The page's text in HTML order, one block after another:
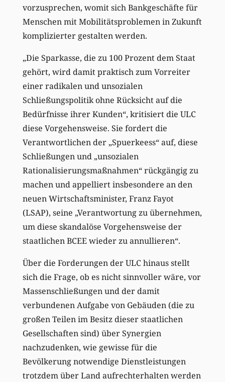
vorzusprechen, womit sich Bankgeschäfte für
Menschen mit Mobilitätsproblemen in Zukunft
komplizierter gestalten werden.
„Die Sparkasse, die zu 100 Prozent dem Staat
gehört, wird damit praktisch zum Vorreiter
einer radikalen und unsozialen
Schließungspolitik ohne Rücksicht auf die
Bedürfnisse ihrer Kunden“, kritisiert die ULC
diese Vorgehensweise. Sie fordert die
Verantwortlichen der „Spuerkeess“ auf, diese
Schließungen und „unsozialen
Rationalisierungsmaßnahmen“ rückgängig zu
machen und appelliert insbesondere an den
neuen Wirtschaftsminister, Franz Fayot
(LSAP), seine „Verantwortung zu übernehmen,
um diese skandalöse Vorgehensweise der
staatlichen BCEE wieder zu annullieren“.
Über die Forderungen der ULC hinaus stellt
sich die Frage, ob es nicht sinnvoller wäre, vor
Massenschließungen und der damit
verbundenen Aufgabe von Gebäuden (die zu
großen Teilen im Besitz dieser staatlichen
Gesellschaften sind) über Synergien
nachzudenken, wie gewisse für die
Bevölkerung notwendige Dienstleistungen
trotzdem über Land aufrechterhalten werden